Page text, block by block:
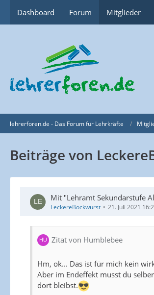
Dashboard Forum Mitglieder
lehrerforen.de - Das Forum für Lehrkräfte
Beiträge von
Mit "Lehramt Sekundarstufe
LeckereBockwurst 21. Juli 2021
Zitat von Humblebee
Hm, ok... Das ist für mich kein
Aber im Endeffekt musst du
dort bleibst.